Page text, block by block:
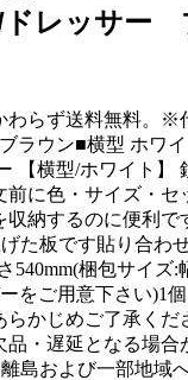
レッサー
らず送料無料
ラウン■横型 ホワ
横型/ホワイト】
に色・サイズ・
納するのに便利
た板です貼り合
梱包サイズ
をご用意下さい
らかじめご了承
・遅延となる場
島および一部地